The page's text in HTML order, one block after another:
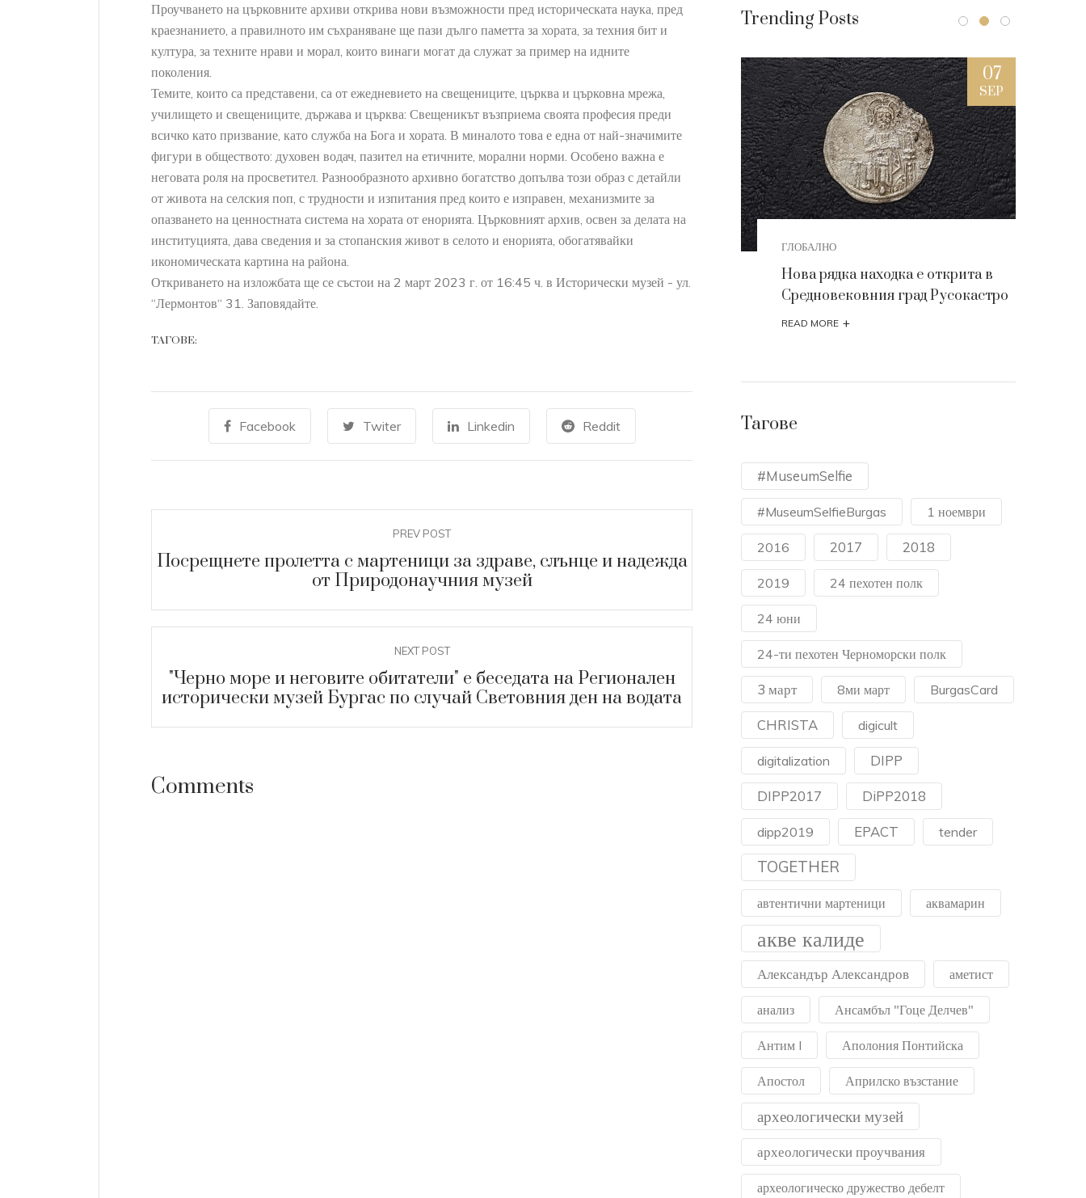
Проучването на църковните архиви открива нови възможности пред историческата наука, пред
краезнанието, а правилното им съхраняване ще пази дълго паметта за хората, за техния бит и
култура, за техните нрави и морал, които винаги могат да служат за пример на идните
поколения.
Темите, които са представени, са от ежедневието на свещениците, църква и църковна мрежа,
училището и свещениците, държава и църква: Свещеникът възприема своята професия преди
всичко като призвание, като служба на Бога и хората. В миналото това е една от най-значимите
фигури в обществото: духовен водач, пазител на етичните, морални норми. Особено важна е
неговата роля на просветител. Разнообразното архивно богатство допълва този образ с детайли
от живота на селския поп, с трудности и изпитания пред които е изправен, механизмите за
опазването на ценностната система на хората от енорията. Църковният архив, освен за делата на
институцията, дава сведения и за стопанския живот в селото и енорията, обогатявайки
икономическата картина на района.
Откриването на изложбата ще се състои на 2 март 2023 г. от 16:45 ч. в Исторически музей - ул.
‘‘Лермонтов‘‘ 31. Заповядайте.
ТАГОВЕ:
Facebook Twiter Linkedin Reddit
PREV POST
Посрещнете пролетта с мартеници за здраве, слънце и надежда
от Природонаучния музей
NEXT POST
"Черно море и неговите обитатели" е беседата на Регионален
исторически музей Бургас по случай Световния ден на водата
Comments
Trending Posts
07
SEP
находка е открита в
град Русокастро
AUG
АРХЕОЛОГИЧЕСКИ МУЗЕЙ
Ценна находка е открита при
археологическите проучвания в
АРХЕОЛОГИЧЕСКИ МУЗЕЙ
ръцете и краката си с татуировки
07
SEP
ГЛОБАЛНО
Нова рядка находка е открита в
Средновековния град Русокастро
READ MORE +
Тагове
#MuseumSelfie
#MuseumSelfieBurgas 1 ноември
2016 2017 2018
2019 24 пехотен полк
24 юни
24-ти пехотен Черноморски полк
3 март 8ми март BurgasCard
CHRISTA digicult
digitalization DIPP
DIPP2017 DiPP2018
dipp2019 EPACT tender
TOGETHER
автентични мартеници аквамарин
акве калиде
Александър Александров аметист
анализ Ансамбъл "Гоце Делчев"
Антим I Аполония Понтийска
Апостол Априлско възстание
археологически музей
археологически проучвания
археологическо дружество дебелт